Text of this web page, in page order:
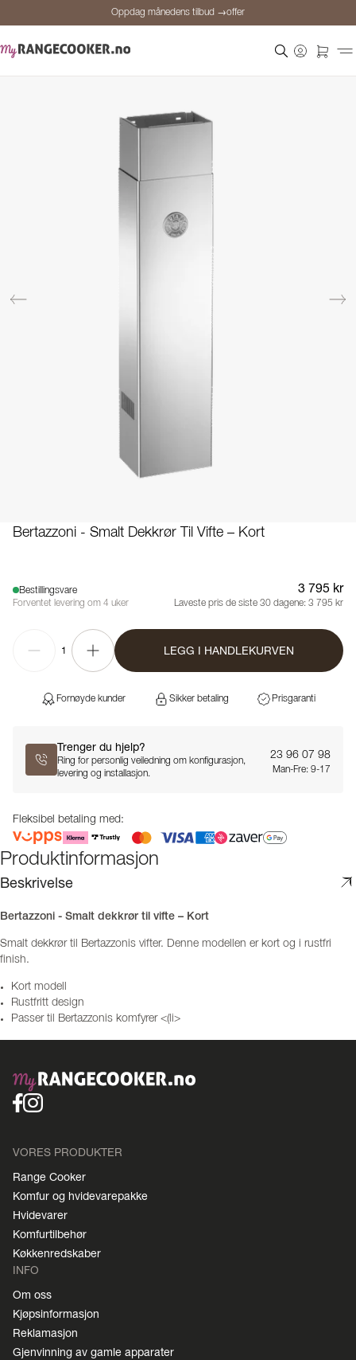
Oppdag månedens tilbud →offer
Personlig rådgivning
Bertazzoni - Smalt Dekkrør Til Vifte – Kort
Bestillingsvare
Forventet levering om 4 uker
3 795 kr
Laveste pris de siste 30 dagene: 3 795 kr
1 LEGG I HANDLEKURVEN
Fornøyde kunder Sikker betaling Prisgaranti
Trenger du hjelp?
Ring for personlig veiledning om konfigurasjon,
levering og installasjon.
23 96 07 98
Man-Fre: 9-17
Fleksibel betaling med:
Produktinformasjon
Beskrivelse
Bertazzoni - Smalt dekkrør til vifte – Kort
Smalt dekkrør til Bertazzonis vifter. Denne modellen er kort og i rustfri
finish.
Kort modell
Rustfritt design
Passer til Bertazzonis komfyrer <(li>
VORES PRODUKTER
Range Cooker
Komfur og hvidevarepakke
Hvidevarer
Komfurtilbehør
Køkkenredskaber
INFO
Om oss
Kjøpsinformasjon
Reklamasjon
Gjenvinning av gamle apparater